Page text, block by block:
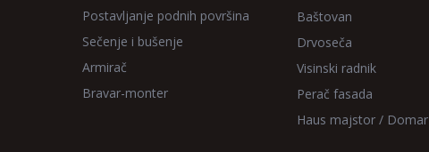
Postavljanje podnih površina
Sečenje i bušenje
Armirač
Bravar-monter
Baštovan
Drvoseča
Visinski radnik
Perač fasada
Haus majstor / Domar